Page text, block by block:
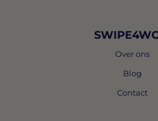
Over ons
Blog
Contact